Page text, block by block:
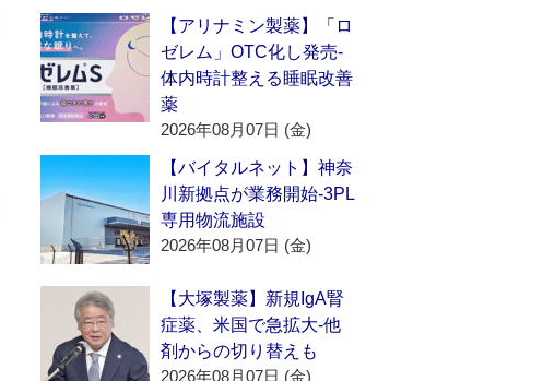
【アリナミン製薬】「ロ
ゼレム」OTC化し発売‐
体内時計整える睡眠改善
薬
2026年08月07日 (金)
【バイタルネット】神奈
川新拠点が業務開始‐3PL
専用物流施設
2026年08月07日 (金)
【大塚製薬】新規IgA腎
症薬、米国で急拡大‐他
剤からの切り替えも
2026年08月07日 (金)